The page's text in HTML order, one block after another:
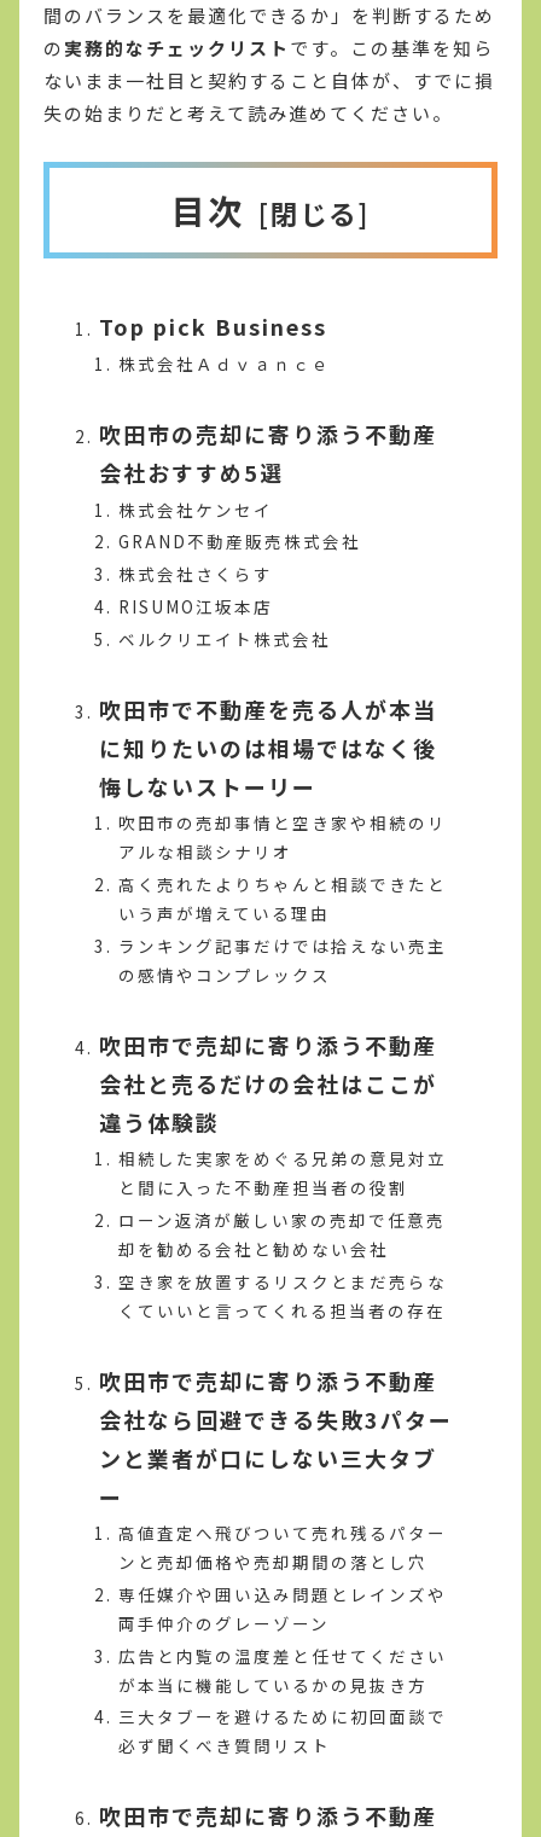
間のバランスを最適化できるか」を判断するため
の実務的なチェックリスト です。この基準を知ら
ないまま一社目と契約すること自体が、すでに損
失の始まりだと考えて読み進めてください。
目次
Top pick Business
株式会社Ａｄｖａｎｃｅ
吹田市の売却に寄り添う不動産
会社おすすめ5選
株式会社ケンセイ
GRAND不動産販売株式会社
株式会社さくらす
RISUMO江坂本店
ベルクリエイト株式会社
吹田市で不動産を売る人が本当
に知りたいのは相場ではなく後
悔しないストーリー
吹田市の売却事情と空き家や相続のリ
アルな相談シナリオ
高く売れたよりちゃんと相談できたと
いう声が増えている理由
ランキング記事だけでは拾えない売主
の感情やコンプレックス
吹田市で売却に寄り添う不動産
会社と売るだけの会社はここが
違う体験談
相続した実家をめぐる兄弟の意見対立
と間に入った不動産担当者の役割
ローン返済が厳しい家の売却で任意売
却を勧める会社と勧めない会社
空き家を放置するリスクとまだ売らな
くていいと言ってくれる担当者の存在
吹田市で売却に寄り添う不動産
会社なら回避できる失敗3パター
ンと業者が口にしない三大タブ
ー
高値査定へ飛びついて売れ残るパター
ンと売却価格や売却期間の落とし穴
専任媒介や囲い込み問題とレインズや
両手仲介のグレーゾーン
広告と内覧の温度差と任せてください
が本当に機能しているかの見抜き方
三大タブーを避けるために初回面談で
必ず聞くべき質問リスト
吹田市で売却に寄り添う不動産